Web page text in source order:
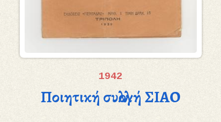
1942
Ποιητική συλλογή ΣΙΑΟ